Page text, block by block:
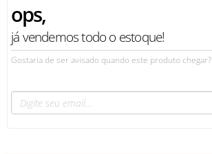
ops,
já vendemos todo o estoque!
Gostaria de ser avisado quando este produto chegar?